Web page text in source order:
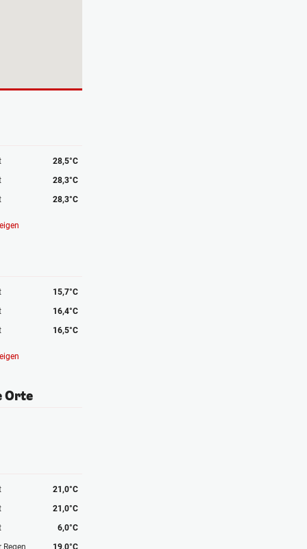
28,5°C
28,3°C
28,3°C
15,7°C
16,4°C
16,5°C
Orte
21,0°C
21,0°C
6,0°C
Regen
19,0°C